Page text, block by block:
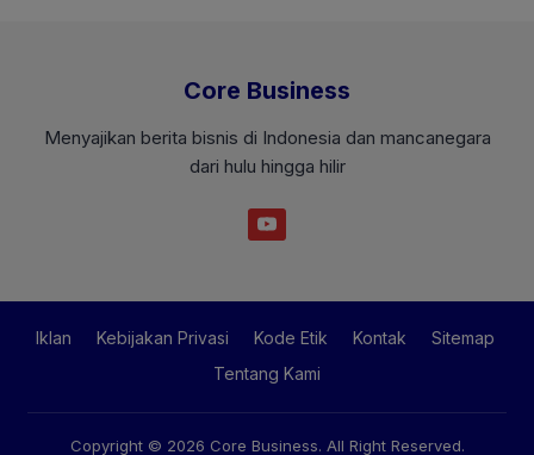
Core Business
Menyajikan berita bisnis di Indonesia dan mancanegara
dari hulu hingga hilir
Iklan Kebijakan Privasi Kode Etik Kontak
Sitemap
Tentang Kami
Copyright © 2026 Core Business. All Right Reserved.